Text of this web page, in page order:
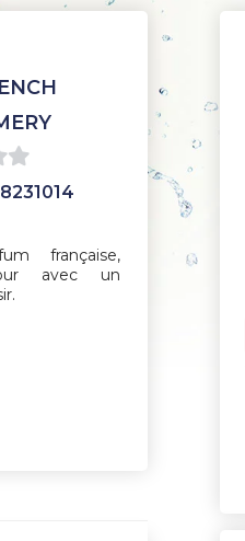
française,
avec un